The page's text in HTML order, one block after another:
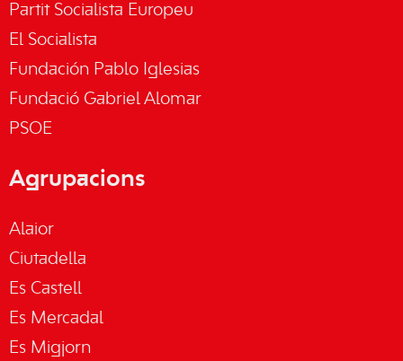
Partit Socialista Europeu
El Socialista
Fundación Pablo Iglesias
Fundació Gabriel Alomar
PSOE
Agrupacions
Alaior
Ciutadella
Es Castell
Es Mercadal
Es Migjorn